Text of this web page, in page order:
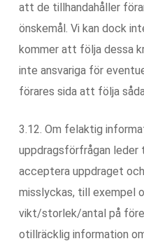
att de tillhandahåller
önskemål. Vi kan dock
kommer att följa dessa
inte ansvariga för
förares sida att följa
3.12. Om felaktig
uppdragsförfrågan
acceptera uppdraget
misslyckas, till exempel
vikt/storlek/antal på
otillräcklig information